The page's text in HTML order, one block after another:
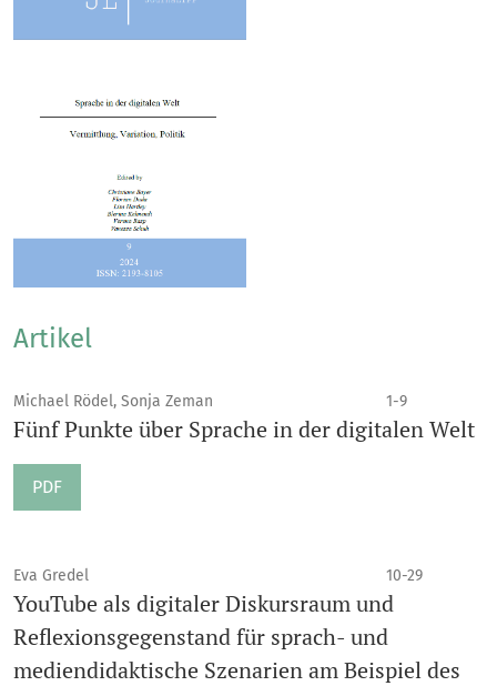
Artikel
Michael Rödel, Sonja Zeman 1-9
Fünf Punkte über Sprache in der digitalen Welt
PDF
Eva Gredel 10-29
YouTube als digitaler Diskursraum und
Reflexionsgegenstand für sprach- und
mediendidaktische Szenarien am Beispiel des